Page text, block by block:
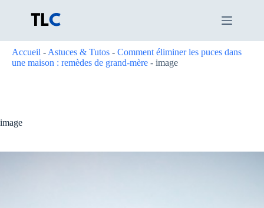
Accueil - Astuces & Tutos - Comment éliminer les puces dans
une maison : remèdes de grand-mère - image
image